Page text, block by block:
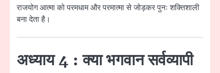
राजयोग आत्मा को परमधाम और परमात्मा से जोड़कर पुनः शक्तिशाली
बना देता है।
अध्याय 4 : क्या भगवान सर्वव्यापी